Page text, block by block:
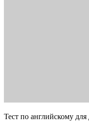
Тест по английскому для